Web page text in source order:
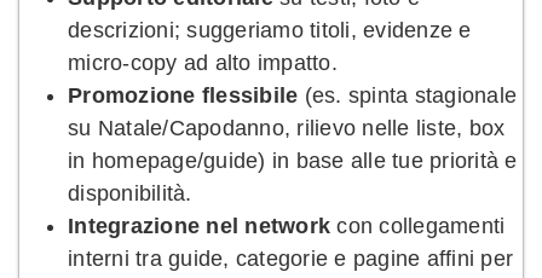
descrizioni; suggeriamo titoli, evidenze e
micro-copy ad alto impatto.
Promozione flessibile (es. spinta stagionale
su Natale/Capodanno, rilievo nelle liste, box
in homepage/guide) in base alle tue priorità e
disponibilità.
Integrazione nel network con collegamenti
interni tra guide, categorie e pagine affini per